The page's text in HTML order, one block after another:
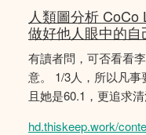
人類圖分析
做好他人眼中的自
有讀者問，可否看看
意。 1/3人，所以凡
且她是60.1，更追求
hd.thiskeep.work/